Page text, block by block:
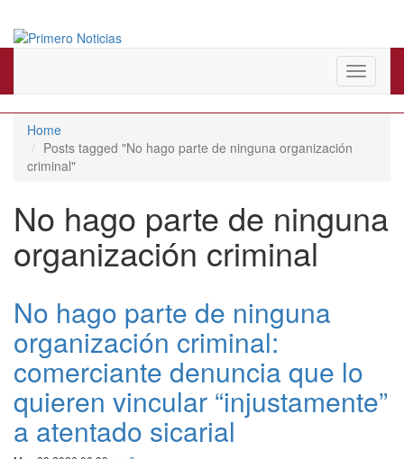
Primero Noticias
Toggle
Home
Posts tagged "No hago parte de ninguna organización
criminal"
No hago parte de ninguna
organización criminal
No hago parte de ninguna
organización criminal:
comerciante denuncia que lo
quieren vincular “injustamente”
a atentado sicarial